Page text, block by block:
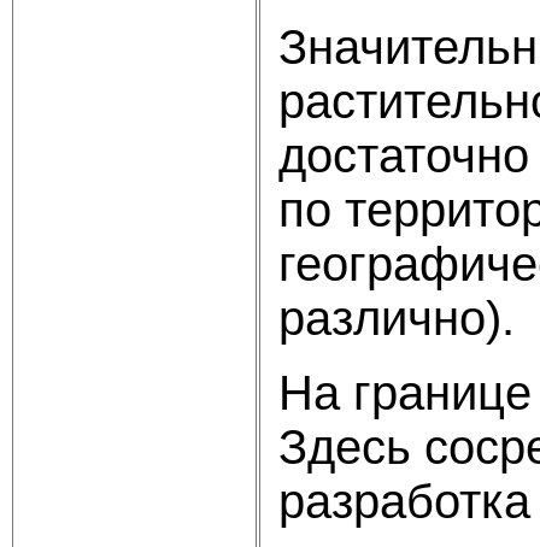
по
различно).
На
Здесь